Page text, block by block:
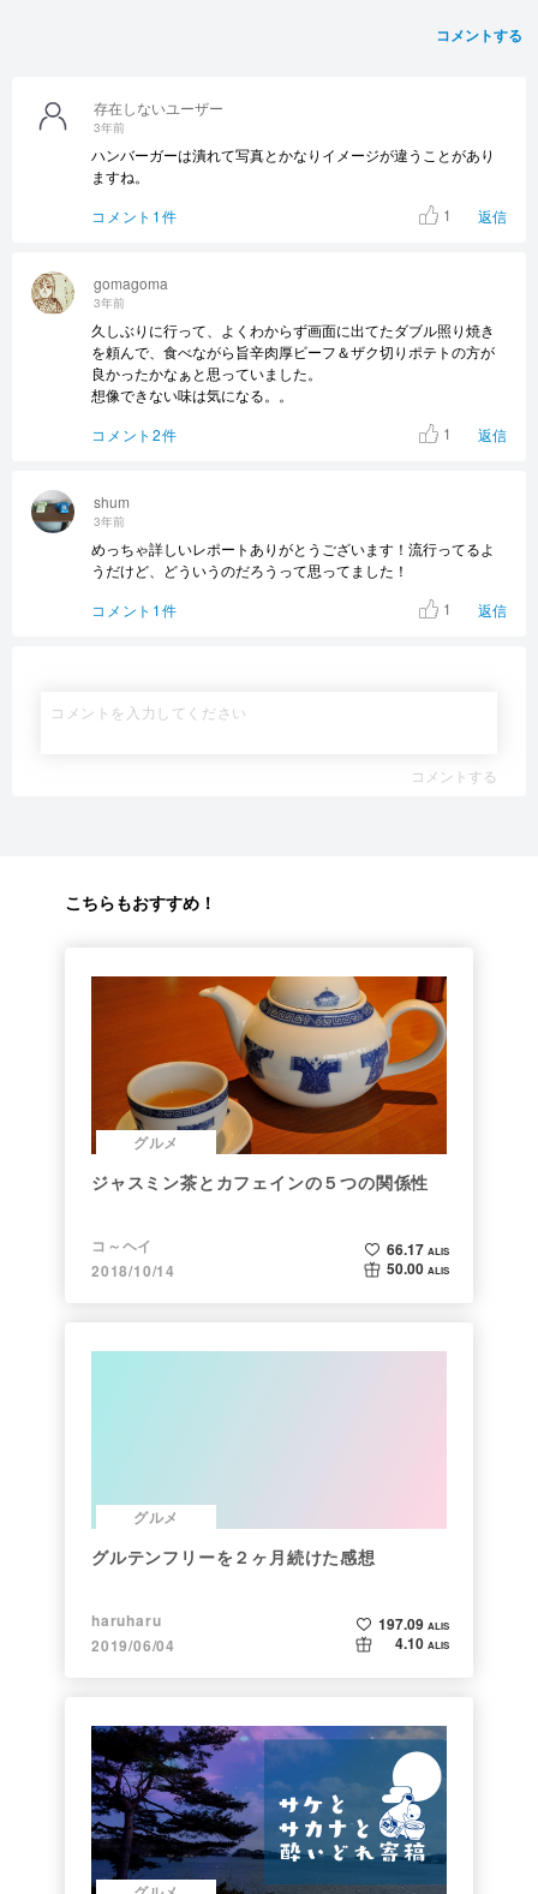
コメントする
shum
3年前
めっちゃ詳しいレポートありがとうございます！流行ってるよ
うだけど、どういうのだろうって思ってました！
コメント1件
1 返信
gomagoma
3年前
久しぶりに行って、よくわからず画面に出てたダブル照り焼き
を頼んで、食べながら旨辛肉厚ビーフ＆ザク切りポテトの方が
良かったかなぁと思っていました。
想像できない味は気になる。。
コメント2件
1 返信
存在しないユーザー
3年前
ハンバーガーは潰れて写真とかなりイメージが違うことがあり
ますね。
コメント1件
1 返信
コメントする
こちらもおすすめ！
グルメ
ジャスミン茶とカフェインの５つの関係性
コ～ヘイ
2018/10/14
66.17 ALIS
50.00 ALIS
グルメ
グルテンフリーを２ヶ月続けた感想
haruharu
2019/06/04
197.09 ALIS
4.10 ALIS